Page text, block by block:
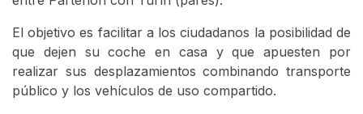
El objetivo es facilitar a los ciudadanos la posibilidad de
que dejen su coche en casa y que apuesten por
realizar sus desplazamientos combinando transporte
público y los vehículos de uso compartido.